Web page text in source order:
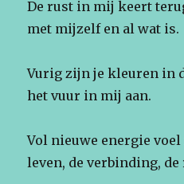
De rust in mij keert
met mijzelf en al wat is.
Vurig zijn je kleuren in
het vuur in mij aan.
Vol nieuwe energie
leven, de verbinding, de